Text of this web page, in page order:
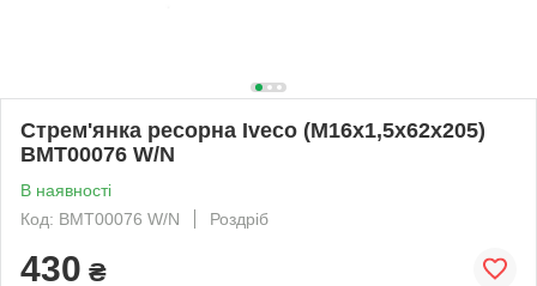
Стрем'янка ресорна Iveco (M16x1,5x62x205)
BMT00076 W/N
В наявності
Код: BMT00076 W/N
Роздріб
430 ₴